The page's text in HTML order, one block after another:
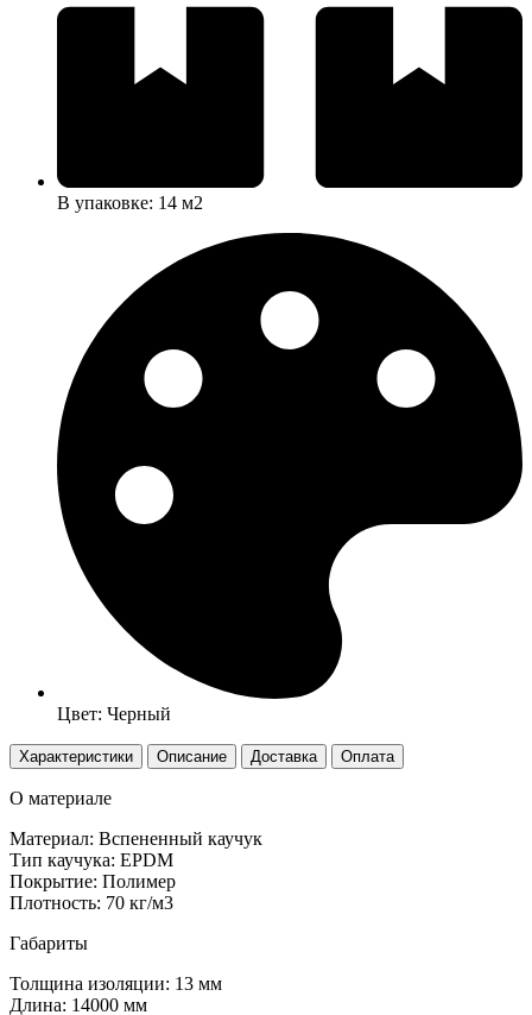
В упаковке: 14 м2
Цвет: Черный
Характеристики Описание Доставка Оплата
О материале
Материал: Вспененный каучук
Тип каучука: EPDM
Покрытие: Полимер
Плотность: 70 кг/м3
Габариты
Толщина изоляции: 13 мм
Длина: 14000 мм